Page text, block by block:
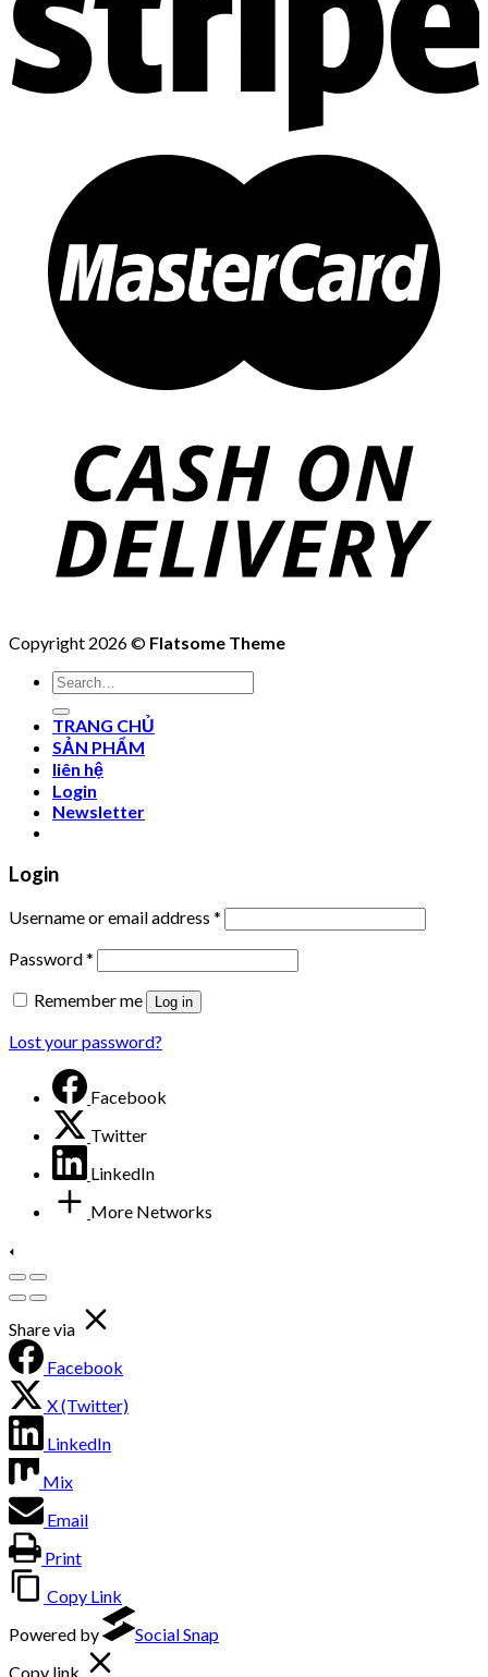
Copyright 2026 © Flatsome Theme
Search
for:
TRANG CHỦ
SẢN PHẨM
liên hệ
Login
Newsletter
Login
Username or email address *
Password*
Remember me
Log in
Lost your password?
Facebook
Twitter
LinkedIn
More Networks
Share via
Facebook
X (Twitter)
LinkedIn
Mix
Email
Print
Copy Link
Powered by
Social Snap
Copy link